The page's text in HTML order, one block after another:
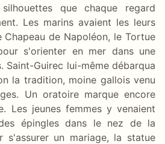
que chaque regard
Les marins avaient les leurs
de Napoléon, le Tortue
s'orienter en mer dans une
Saint-Guirec lui-même débarqua
la tradition, moine gallois venu
Un oratoire marque encore
Les jeunes femmes y venaient
épingles dans le nez de la
s'assurer un mariage, la statue